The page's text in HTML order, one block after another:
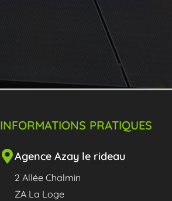
INFORMATIONS PRATIQUES
Agence Azay le rideau
2 Allée Chalmin
ZA La Loge